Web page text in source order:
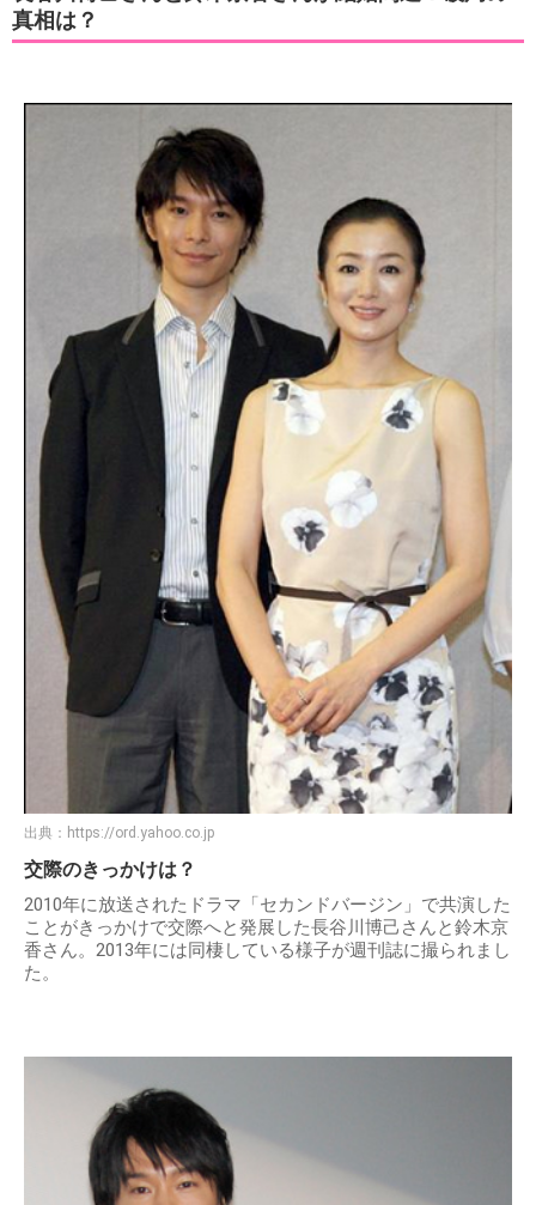
真相は？
出典： https://ord.yahoo.co.jp
交際のきっかけは？
2010年に放送されたドラマ「セカンドバージン」で共演した
ことがきっかけで交際へと発展した長谷川博己さんと鈴木京
香さん。2013年には同棲している様子が週刊誌に撮られまし
た。